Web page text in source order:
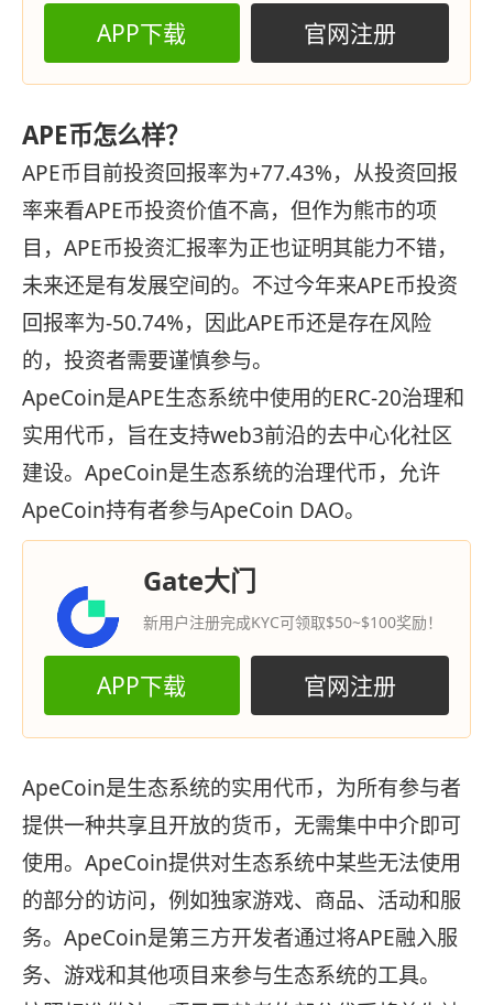
APP下载 官网注册
APE币怎么样？
APE币目前投资回报率为+77.43%，从投资回报
率来看APE币投资价值不高，但作为熊市的项
目，APE币投资汇报率为正也证明其能力不错，
未来还是有发展空间的。不过今年来APE币投资
回报率为-50.74%，因此APE币还是存在风险
的，投资者需要谨慎参与。
ApeCoin是APE生态系统中使用的ERC-20治理和
实用代币，旨在支持web3前沿的去中心化社区
建设。ApeCoin是生态系统的治理代币，允许
ApeCoin持有者参与ApeCoin DAO。
Gate大门
新用户注册完成KYC可领取$50~$100奖励！
APP下载 官网注册
ApeCoin是生态系统的实用代币，为所有参与者
提供一种共享且开放的货币，无需集中中介即可
使用。ApeCoin提供对生态系统中某些无法使用
的部分的访问，例如独家游戏、商品、活动和服
务。ApeCoin是第三方开发者通过将APE融入服
务、游戏和其他项目来参与生态系统的工具。